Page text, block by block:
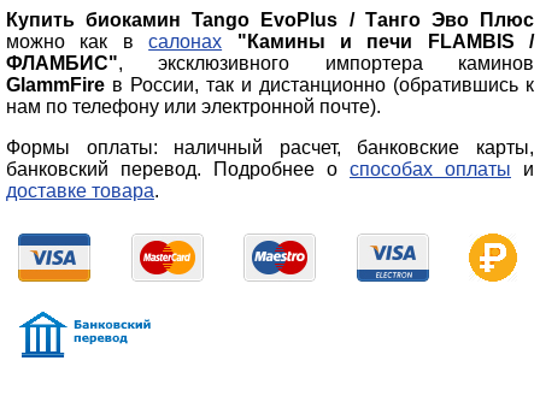
Купить биокамин Tango EvoPlus / Танго Эво Плюс
можно как всалонах
"Камины и печи FLAMBIS /
ФЛАМБИС", эксклюзивного импортера каминов
GlammFire в России, так и дистанционно (обратившись к
нам по телефону или электронной почте).
Формы оплаты: наличный расчет, банковские карты,
банковский перевод. Подробнее о способах оплаты и
доставке товара.